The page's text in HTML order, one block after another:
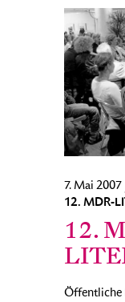
7. Mai
12. MDR-
12.
Öffentliche